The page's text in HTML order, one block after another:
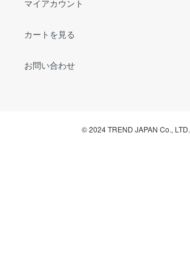
マイアカウント
カートを見る
お問い合わせ
© 2024 TREND JAPAN Co., LTD.